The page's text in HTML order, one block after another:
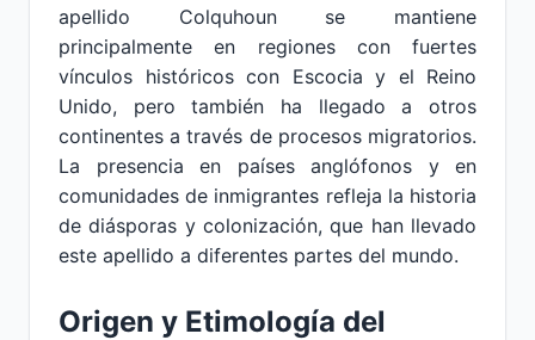
apellido Colquhoun se mantiene
principalmente en regiones con fuertes
vínculos históricos con Escocia y el Reino
Unido, pero también ha llegado a otros
continentes a través de procesos migratorios.
La presencia en países anglófonos y en
comunidades de inmigrantes refleja la historia
de diásporas y colonización, que han llevado
este apellido a diferentes partes del mundo.
Origen y Etimología del